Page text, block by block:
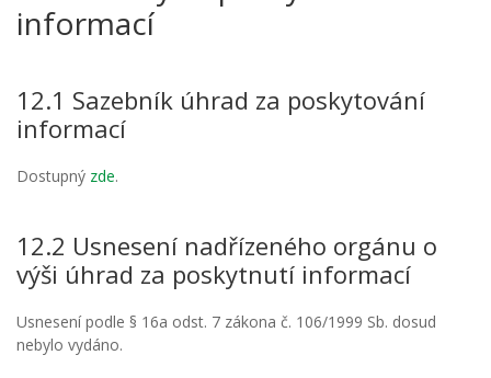
informací
12.1 Sazebník úhrad za poskytování
informací
Dostupný zde.
12.2 Usnesení nadřízeného orgánu o
výši úhrad za poskytnutí informací
Usnesení podle § 16a odst. 7 zákona č. 106/1999 Sb. dosud
nebylo vydáno.